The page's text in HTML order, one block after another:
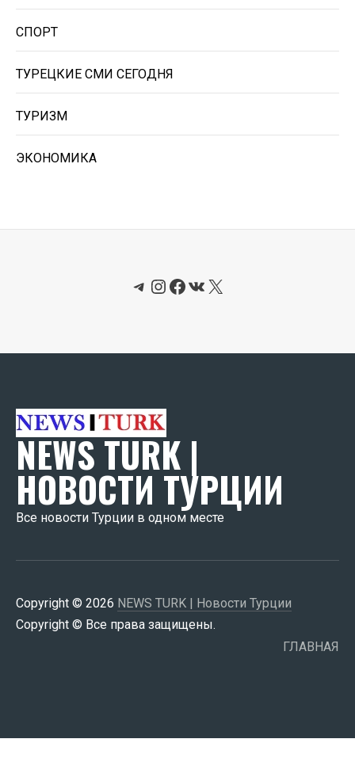
СПОРТ
ТУРЕЦКИЕ СМИ СЕГОДНЯ
ТУРИЗМ
ЭКОНОМИКА
Telegram
Instagram
Facebook
ВКонтакте
X
NEWS TURK |
НОВОСТИ ТУРЦИИ
Все новости Турции в одном месте
Copyright © 2026 NEWS TURK | Новости Турции
Copyright © Все права защищены.
ГЛАВНАЯ